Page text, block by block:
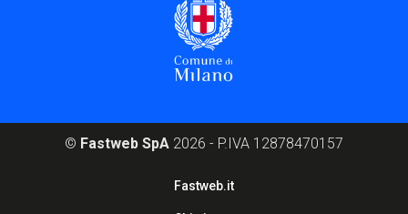
© Fastweb SpA 2026 - P.IVA 12878470157
Fastweb.it